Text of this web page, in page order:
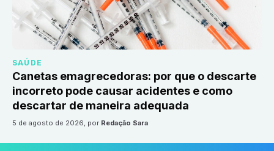
SAÚDE
Canetas emagrecedoras: por que o descarte
incorreto pode causar acidentes e como
descartar de maneira adequada
5 de agosto de 2026, por Redação Sara